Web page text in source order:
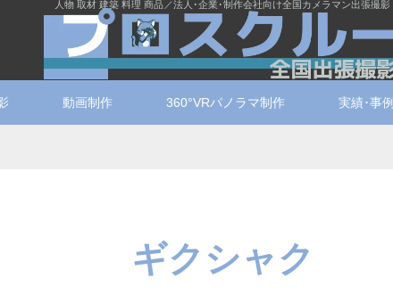
人物 取材 建築 料理 商品／法人･企業･制作会社向け全国カメラマン出張撮影
動画制作 360°VRパノラマ制作 実績･事例
ギクシャク